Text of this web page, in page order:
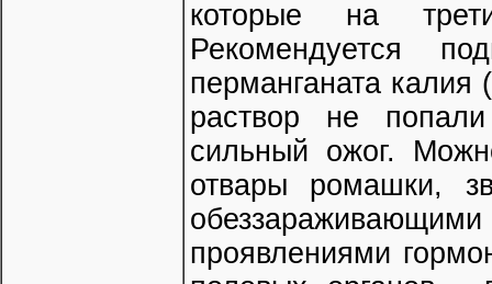
которые на
Рекомендуется
перманганата калия
раствор не
сильный ожог.
отвары ромашки,
проявлениями